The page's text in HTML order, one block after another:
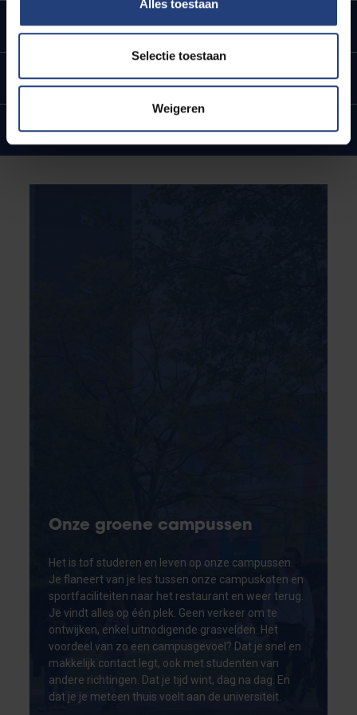
Alles toestaan
Selectie toestaan
Weigeren
Urban engaged university
Ligging in hartje Brussel
Internationale banden en ambities
Onze groene campussen
Het is tof studeren en leven op onze campussen.
Je flaneert van je les tussen onze campuskoten en
sportfaciliteiten naar het restaurant en weer terug.
Je vindt alles op één plek. Geen verkeer om te
ontwijken, enkel uitnodigende grasvelden. Het
voordeel van zo een campusgevoel? Dat je snel en
makkelijk contact legt, ook met studenten van
andere richtingen. Dat je tijd wint, dag na dag. En
dat je je meteen thuis voelt aan de universiteit.